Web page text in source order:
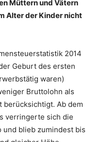
Müttern und Vätern
Alter der Kinder nicht
2014
Geburt des ersten
waren)
Bruttolohn als
berücksichtigt. Ab dem
verringerte sich die
und blieb zumindest bis